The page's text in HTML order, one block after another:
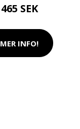
465 SEK
MER INFO!